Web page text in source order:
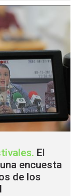
. El
encuesta
de los